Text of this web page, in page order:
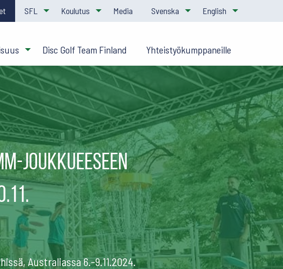
SFL Koulutus Media Svenska English
Disc Golf Team Finland Yhteistyökumppaneille
joukkueeseen
Australiassa 6.-9.11.2024.